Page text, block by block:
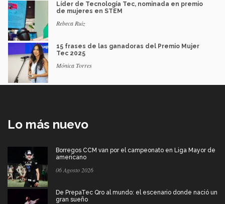
Líder de Tecnología Tec, nominada en premio
de mujeres en STEM
Rebeca Ruiz
15 frases de las ganadoras del Premio Mujer
Tec 2025
Mónica Torres
Lo más nuevo
Borregos CCM van por el campeonato en Liga Mayor de
americano
06 Agosto 2026
De PrepaTec Qro al mundo: el escenario donde nació un
gran sueño